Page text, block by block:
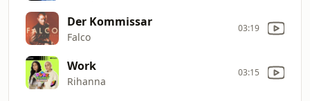
Der Kommissar
Falco
03:19
Work
Rihanna
03:15